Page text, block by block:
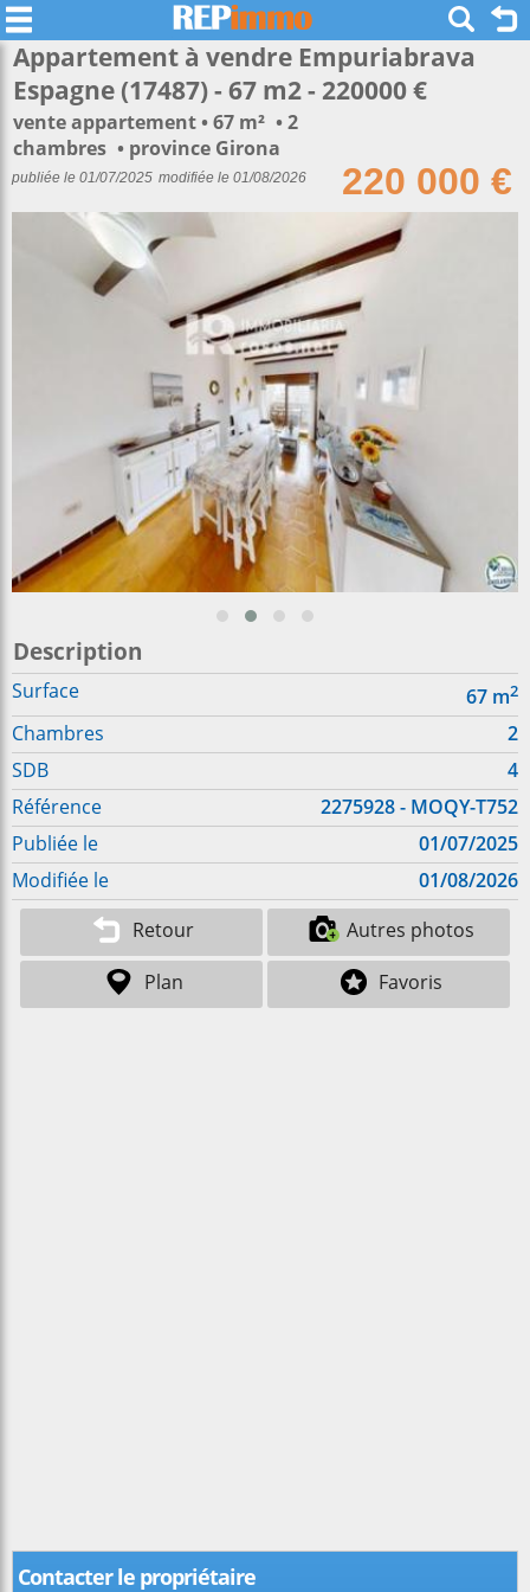
Appartement à vendre Empuriabrava
Espagne (17487) - 67 m2 - 220000 €
vente appartement 67 m²
2
chambres
province Girona
220 000 €
publiée le 01/07/2025 modifiée le 01/08/2026
Description
Surface 67 m2
Chambres
2
SDB
4
Référence
2275928 - MOQY-T752
Publiée le
01/07/2025
Modifiée le
01/08/2026
Retour
Autres photos
Plan
Favoris
Contacter le propriétaire